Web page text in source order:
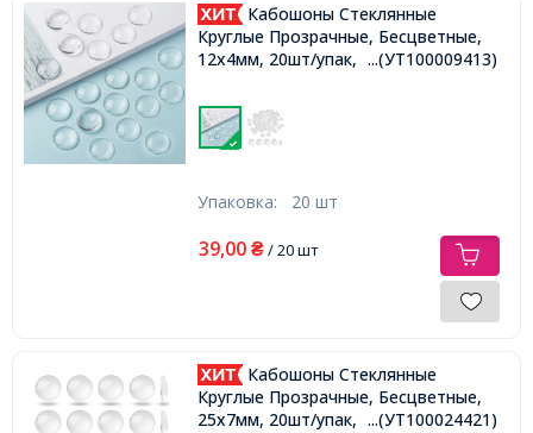
Кабошоны Стеклянные
Круглые Прозрачные, Бесцветные,
12х4мм, 20шт/упак, ...(УТ100009413)
Упаковка: 20 шт
39,00 ₴/ 20 шт
Кабошоны Стеклянные
Круглые Прозрачные, Бесцветные,
25х7мм, 20шт/упак, ...(УТ100024421)